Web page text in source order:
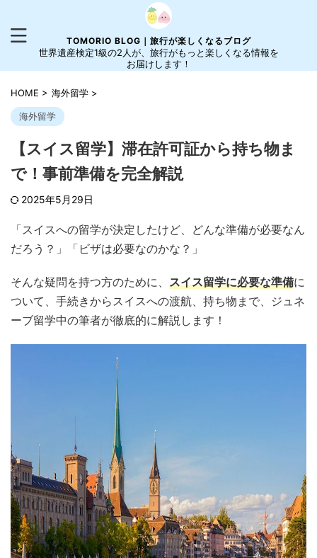
TOMORIO BLOG｜旅行が楽しくなるブログ
世界遺産検定1級の2人が、旅行がもっと楽しくなる情報を
お届けします！
HOME > 海外留学 >
海外留学
【スイス留学】滞在許可証から持ち物ま
で！事前準備を完全解説
2025年5月29日
「スイスへの留学が決定したけど、どんな準備が必要なん
だろう？」「ビザは必要なのかな？」
そんな疑問を持つ方のために、 スイス留学に必要な準備に
ついて、手続きからスイスへの渡航、持ち物まで、ジュネ
ーブ留学中の筆者が徹底的に解説します！